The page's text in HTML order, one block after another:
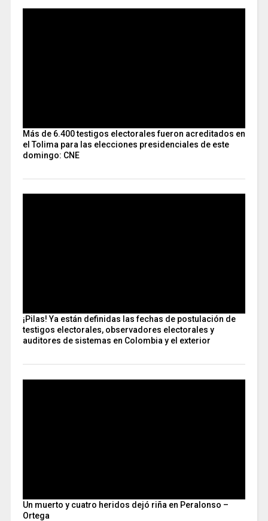
Más de 6.400 testigos electorales fueron acreditados en
el Tolima para las elecciones presidenciales de este
domingo: CNE
¡Pilas! Ya están definidas las fechas de postulación de
testigos electorales, observadores electorales y
auditores de sistemas en Colombia y el exterior
Un muerto y cuatro heridos dejó riña en Peralonso –
Ortega